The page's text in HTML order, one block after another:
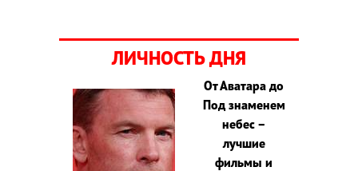
ЛИЧНОСТЬ ДНЯ
От Аватара до
Под знаменем
небес –
лучшие
фильмы и